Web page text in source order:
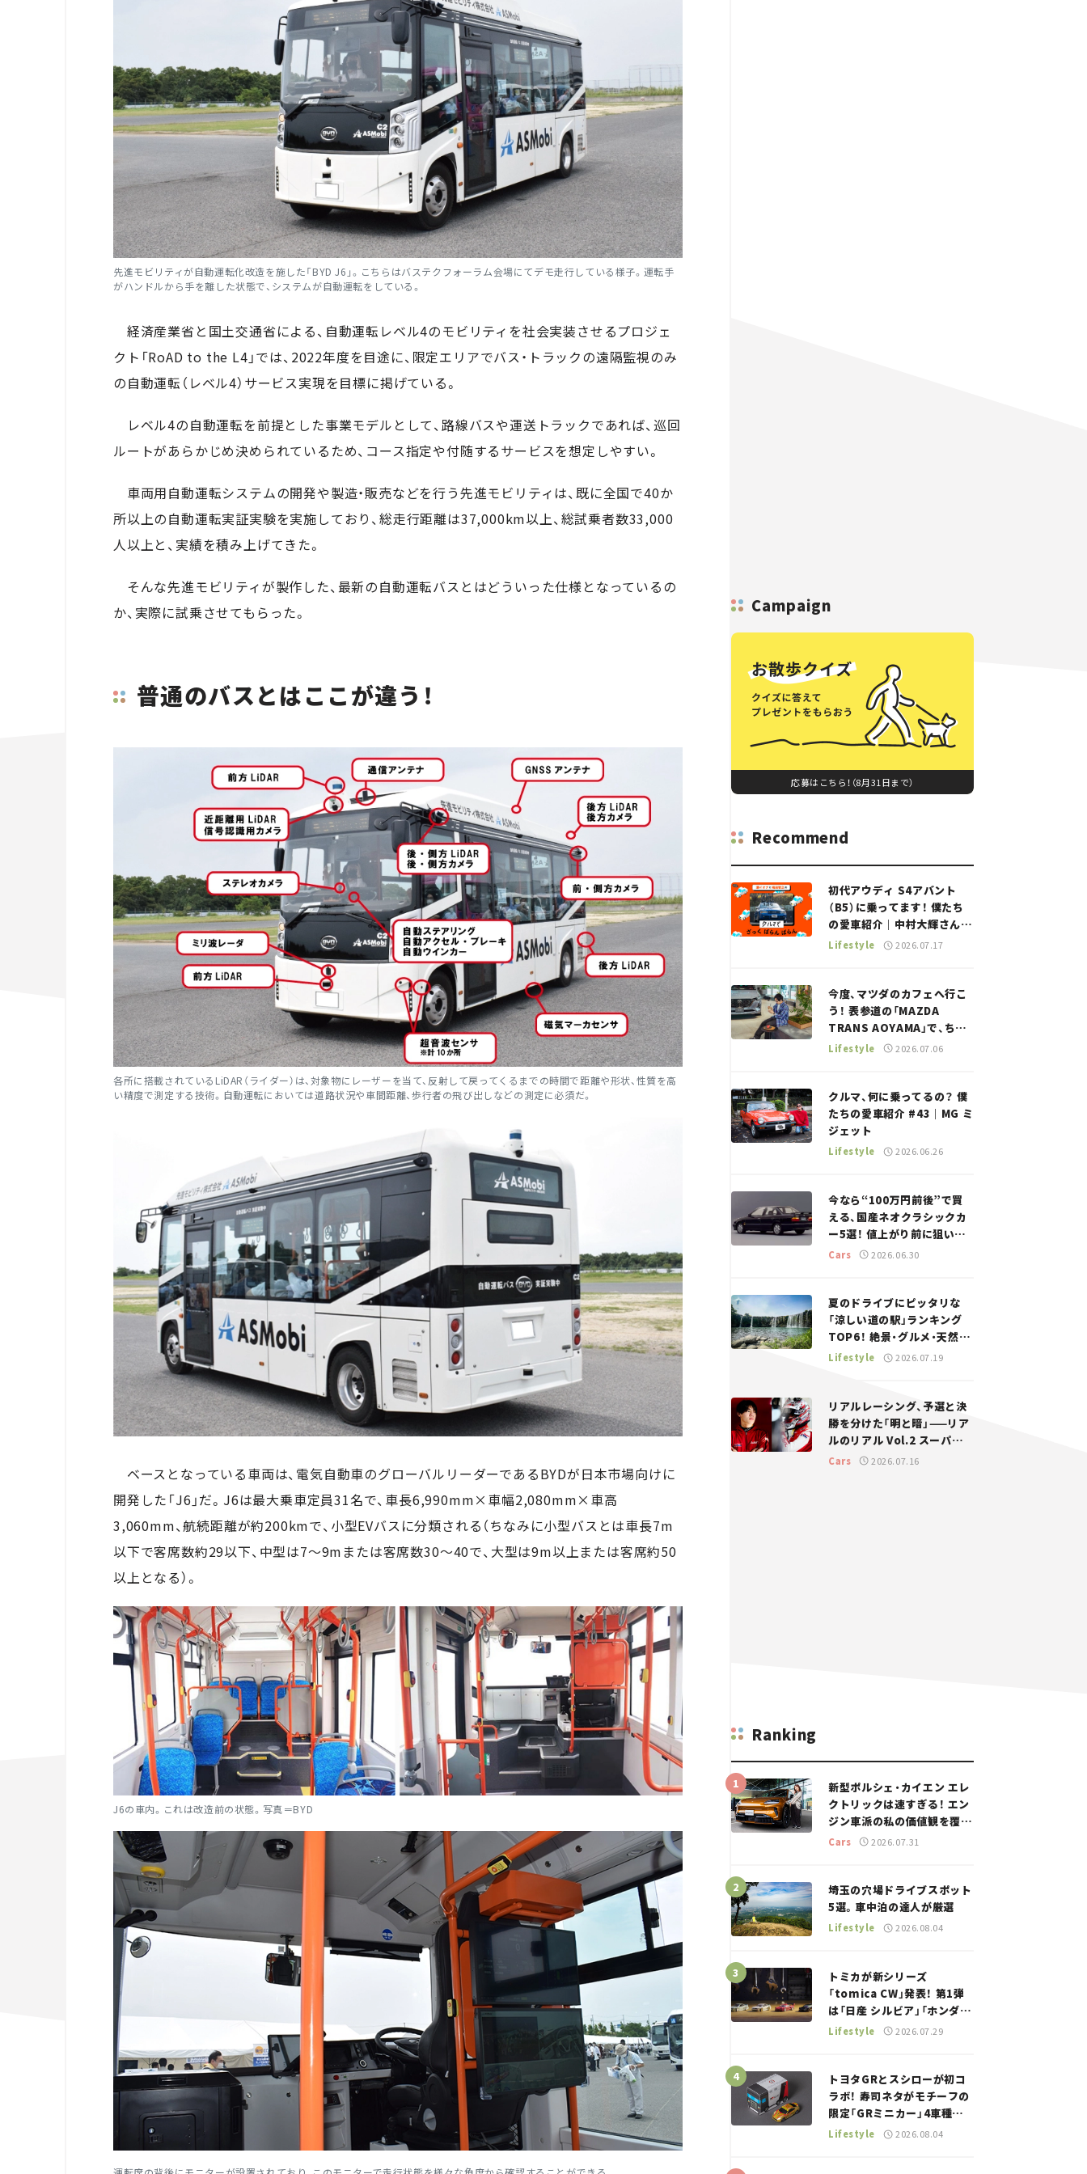
先進モビリティが自動運転化改造を施した「BYD J6 」。こちらはバステクフォーラム会場にてデモ走行している様子。運転手
がハンドルから手を離した状態で、システムが自動運転をしている。
経済産業省と国土交通省による、自動運転レベル4のモビリティを社会実装させるプロジェ
クト「RoAD to the L4 」では、 2022年度を目途に、限定エリアでバス・トラックの遠隔監視のみ
の自動運転（レベル4）サービス実現を目標に掲げている。
レベル4の自動運転を前提とした事業モデルとして、路線バスや運送トラックであれば、巡回
ルートがあらかじめ決められているため、コース指定や付随するサービスを想定しやすい。
車両用自動運転システムの開発や製造・販売などを行う先進モビリティは、既に全国で40か
所以上の自動運転実証実験を実施しており、総走行距離は37,000km以上、総試乗者数33,000
人以上と、実績を積み上げてきた。
そんな先進モビリティが製作した、最新の自動運転バスとはどういった仕様となっているの
か、実際に試乗させてもらった。
普通のバスとはここが違う！
各所に搭載されているLiDAR （ライダー）は、対象物にレーザーを当て、反射して戻ってくるまでの時間で距離や形状、性質を高
い精度で測定する技術。自動運転においては道路状況や車間距離、歩行者の飛び出しなどの測定に必須だ。
ベースとなっている車両は、電気自動車のグローバルリーダーであるBYDが日本市場向けに
開発した「J6 」だ。 J6は最大乗車定員31名で、車長6,990mm×車幅2,080mm×車高
3,060mm、航続距離が約200kmで、小型EVバスに分類される（ちなみに小型バスとは車長7m
以下で客席数約29以下、中型は7～9m または客席数30～40で、大型は9m以上または客席約50
以上となる）。
J6の車内。これは改造前の状態。写真＝BYD
Campaign
応募はこちら！（8月31日まで）
Recommend
初代アウディ S4アバント
（B5）に乗ってます！ 僕たち
の愛車紹介｜中村大輝さん
——瀬イオナと嶋田智之の
Lifestyle 2026.07.17
今度、マツダのカフェへ行こ
う！ 表参道の「MAZDA
TRANS AOYAMA」で、ちょ
っとひと息。——連載｜CCG
Lifestyle 2026.07.06
クルマ、何に乗ってるの？ 僕
たちの愛車紹介 #43｜MG ミ
ジェット
Lifestyle 2026.06.26
今なら“100万円前後”で買
える、国産ネオクラシックカ
ー5選！ 値上がり前に狙いた
い、中古車探しをお手伝い――ち
Cars 2026.06.30
夏のドライブにピッタリな
「涼しい道の駅」ランキング
TOP6！ 絶景・グルメ・天然ク
ーラーなど、避暑におすすめ
Lifestyle 2026.07.19
リアルレーシング、予選と決
勝を分けた「明と暗」——リア
ルのリアル Vol.2 スーパー
GT 2026開幕戦 岡山国際サ
Cars 2026.07.16
Ranking
新型ポルシェ・カイエン エレ
クトリックは速すぎる！ エン
ジン車派の私の価値観を覆し
た、新しいポルシェの走り。
Cars 2026.07.31
埼玉の穴場ドライブスポット
5選。車中泊の達人が厳選
Lifestyle 2026.08.04
トミカが新シリーズ
「tomica CW」発表！ 第1弾
は「日産 シルビア」「ホンダ
NSX」が登場。世界が注目す
Lifestyle 2026.07.29
トヨタGRとスシローが初コ
ラボ！ 寿司ネタがモチーフの
限定「GRミニカー」4車種が
登場。入手方法は？【クルマ
Lifestyle 2026.08.04